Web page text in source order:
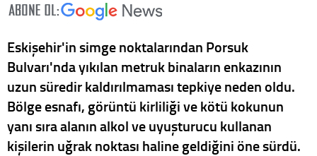
Eskişehir'in simge noktalarından Porsuk
Bulvarı'nda yıkılan metruk binaların enkazının
uzun süredir kaldırılmaması tepkiye neden oldu.
Bölge esnafı, görüntü kirliliği ve kötü kokunun
yanı sıra alanın alkol ve uyuşturucu kullanan
kişilerin uğrak noktası haline geldiğini öne sürdü.